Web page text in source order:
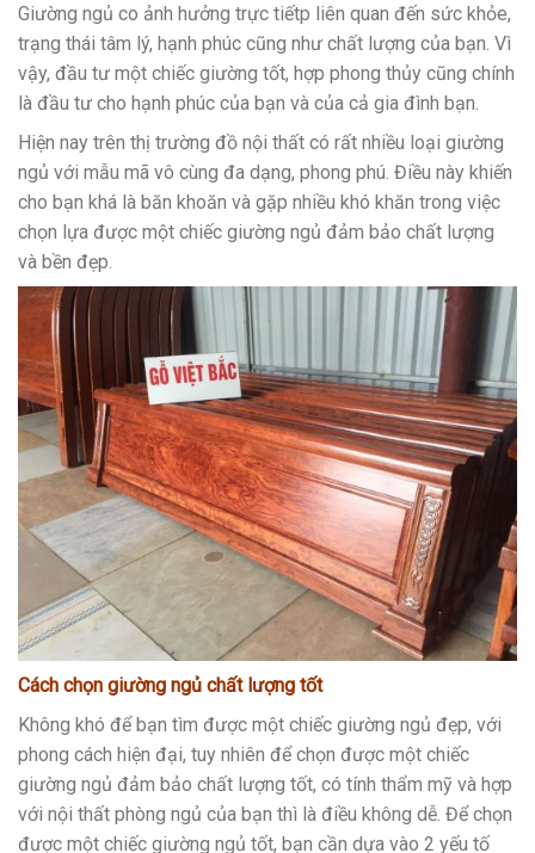
Giường ngủ co ảnh hưởng trực tiếtp liên quan đến sức khỏe,
trạng thái tâm lý, hạnh phúc cũng như chất lượng của bạn. Vì
vậy, đầu tư một chiếc giường tốt, hợp phong thủy cũng chính
là đầu tư cho hạnh phúc của bạn và của cả gia đình bạn.
Hiện nay trên thị trường đồ nội thất có rất nhiều loại giường
ngủ với mẫu mã vô cùng đa dạng, phong phú. Điều này khiến
cho bạn khá là băn khoăn và gặp nhiều khó khăn trong việc
chọn lựa được một chiếc giường ngủ đảm bảo chất lượng
và bền đẹp.
Cách chọn giường ngủ chất lượng tốt
Không khó để bạn tìm được một chiếc giường ngủ đẹp, với
phong cách hiện đại, tuy nhiên để chọn được một chiếc
giường ngủ đảm bảo chất lượng tốt, có tính thẩm mỹ và hợp
với nội thất phòng ngủ của bạn thì là điều không dễ. Để chọn
được một chiếc giường ngủ tốt, bạn cần dựa vào 2 yếu tố